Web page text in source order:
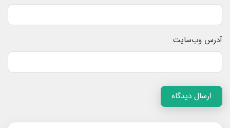
آدرس وب‌سایت
ارسال دیدگاه